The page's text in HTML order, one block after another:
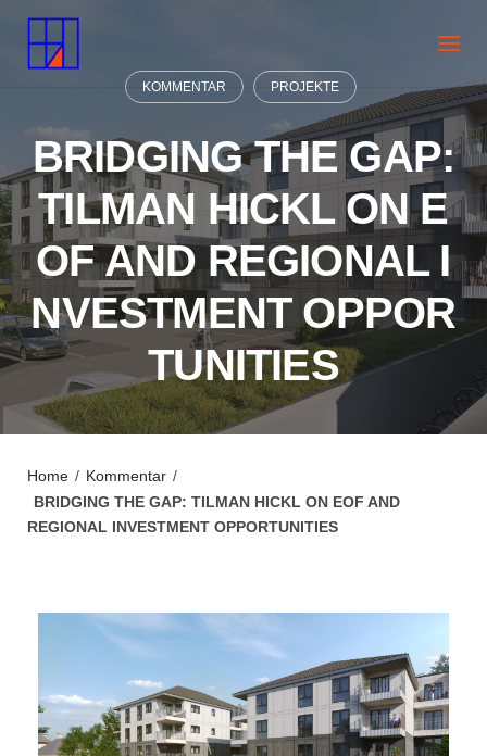
content
KOMMENTAR PROJEKTE
BRIDGING THE GAP:
TILMAN HICKL ON E
OF AND REGIONAL I
NVESTMENT OPPOR
TUNITIES
Home / Kommentar /
BRIDGING THE GAP: TILMAN HICKL ON EOF AND
REGIONAL INVESTMENT OPPORTUNITIES